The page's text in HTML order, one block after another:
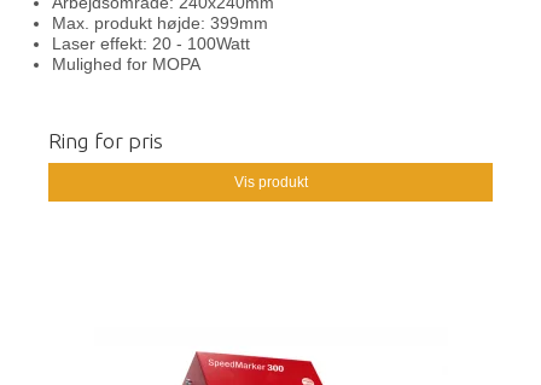
Max. produkt højde: 399mm
Laser effekt: 20 - 100Watt
Mulighed for MOPA
Ring for pris
Vis produkt